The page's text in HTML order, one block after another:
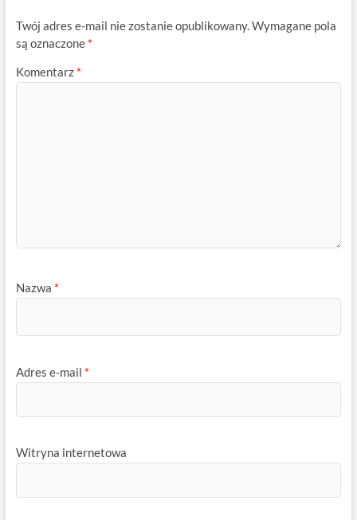
Twój adres e-mail nie zostanie opublikowany.Wymagane pola
są oznaczone *
Komentarz *
Nazwa *
Adres e-mail *
Witryna internetowa